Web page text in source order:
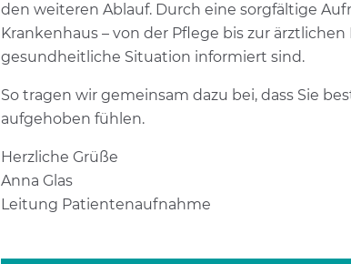
den weiteren Ablauf. Durch eine sorgfältige
Krankenhaus – von der Pflege bis zur
gesundheitliche Situation informiert sind.
So tragen wir gemeinsam dazu bei, dass Sie
aufgehoben fühlen.
Herzliche Grüße
Anna Glas
Leitung Patientenaufnahme